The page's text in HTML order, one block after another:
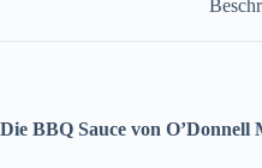
Die BBQ Sauce von O’Donnell